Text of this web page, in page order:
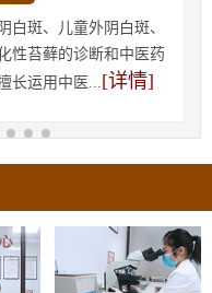
白斑、儿童外阴白斑、
性苔藓的诊断和中医药
长运用中医...[详情]